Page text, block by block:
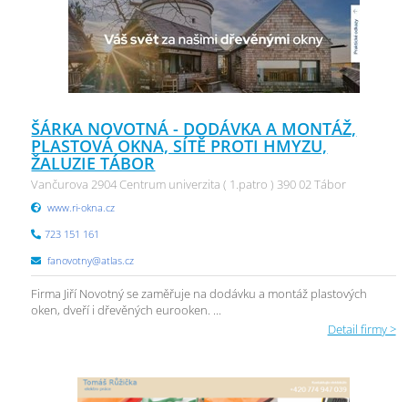
ŠÁRKA NOVOTNÁ - DODÁVKA A MONTÁŽ,
PLASTOVÁ OKNA, SÍTĚ PROTI HMYZU,
ŽALUZIE TÁBOR
Vančurova 2904 Centrum univerzita ( 1.patro ) 390 02 Tábor
www.ri-okna.cz
723 151 161
fanovotny@atlas.cz
Firma Jiří Novotný se zaměřuje na dodávku a montáž plastových
oken, dveří i dřevěných eurooken. ...
Detail firmy >